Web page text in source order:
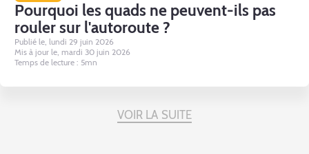
Pourquoi les quads ne peuvent-ils pas
rouler sur l'autoroute ?
Publié le, lundi 29 juin 2026
Mis à jour le, mardi 30 juin 2026
Temps de lecture : 5mn
VOIR LA SUITE